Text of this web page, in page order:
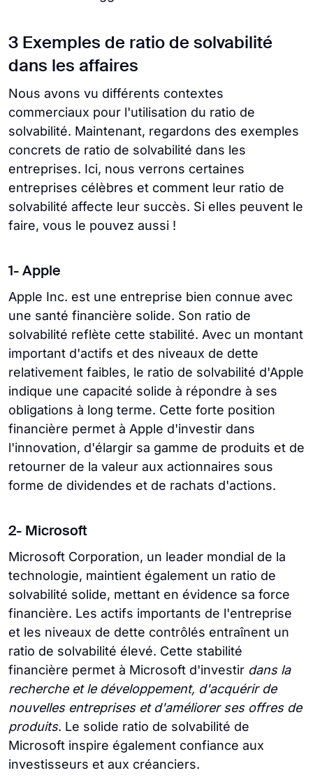
3 Exemples de ratio de solvabilité
dans les affaires
Nous avons vu différents contextes
commerciaux pour l'utilisation du ratio de
solvabilité. Maintenant, regardons des exemples
concrets de ratio de solvabilité dans les
entreprises. Ici, nous verrons certaines
entreprises célèbres et comment leur ratio de
solvabilité affecte leur succès. Si elles peuvent le
faire, vous le pouvez aussi !
1- Apple
Apple Inc. est une entreprise bien connue avec
une santé financière solide. Son ratio de
solvabilité reflète cette stabilité. Avec un montant
important d'actifs et des niveaux de dette
relativement faibles, le ratio de solvabilité d'Apple
indique une capacité solide à répondre à ses
obligations à long terme. Cette forte position
financière permet à Apple d'investir dans
l'innovation, d'élargir sa gamme de produits et de
retourner de la valeur aux actionnaires sous
forme de dividendes et de rachats d'actions.
2- Microsoft
Microsoft Corporation, un leader mondial de la
technologie, maintient également un ratio de
solvabilité solide, mettant en évidence sa force
financière. Les actifs importants de l'entreprise
et les niveaux de dette contrôlés entraînent un
ratio de solvabilité élevé. Cette stabilité
financière permet à Microsoft d'investir dans la
recherche et le développement, d'acquérir de
nouvelles entreprises et d'améliorer ses offres de
produits. Le solide ratio de solvabilité de
Microsoft inspire également confiance aux
investisseurs et aux créanciers.